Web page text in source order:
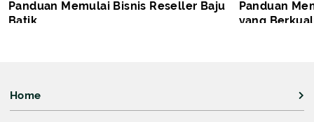
Panduan Memulai Bisnis Reseller Baju
Batik
Panduan
yang
Home